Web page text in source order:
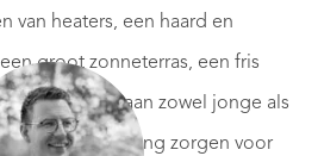
van heaters, een haard en
groot zonneterras, een fris
aan zowel jonge als
en uitstraling zorgen voor